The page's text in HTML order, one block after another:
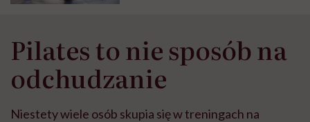
Pilates to nie sposób na
odchudzanie
Niestety wiele osób skupia się w treningach na